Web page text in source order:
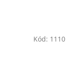
Kód: 1110